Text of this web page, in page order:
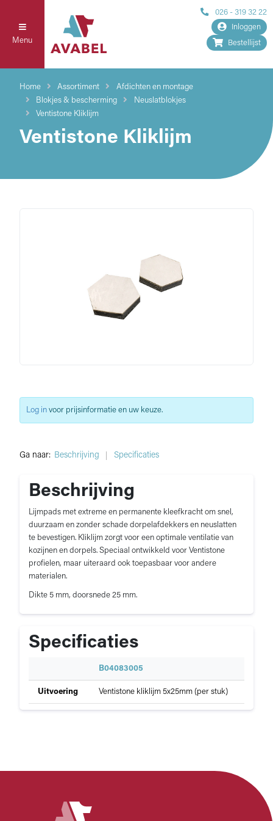
Menu
026 - 319 32 22
Inloggen
Bestellijst
Home Assortiment
Afdichten en montage
Blokjes & bescherming
Neuslatblokjes
Ventistone Kliklijm
Ventistone Kliklijm
Ga naar: Beschrijving Specificaties
Beschrijving
Lijmpads met extreme en permanente kleefkracht om snel,
duurzaam en zonder schade dorpelafdekkers en neuslatten
te bevestigen. Kliklijm zorgt voor een optimale ventilatie van
kozijnen en dorpels. Speciaal ontwikkeld voor Ventistone
profielen, maar uiteraard ook toepasbaar voor andere
materialen.
Dikte 5 mm, doorsnede 25 mm.
Specificaties
Specificaties
Ventistone
p
e
a
B04083005
Uitvoering Ventistone kliklijm 5x25mm (per stuk)
Log in voor prijsinformatie en uw keuze.